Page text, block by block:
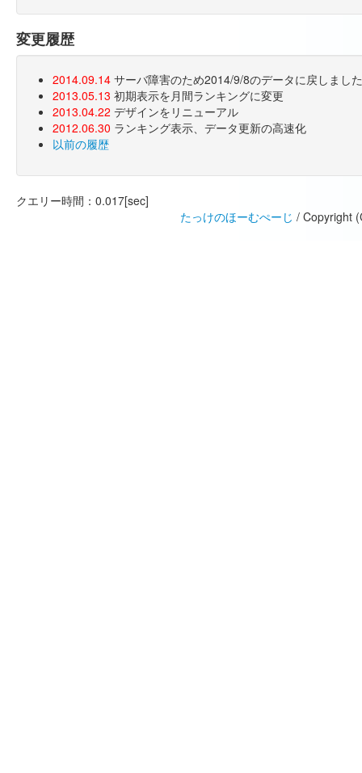
変更履歴
2014.09.14 サーバ障害のため2014/9/8のデータに戻しまし
2013.05.13 初期表示を月間ランキングに変更
2013.04.22 デザインをリニューアル
2012.06.30 ランキング表示、データ更新の高速化
以前の履歴
クエリー時間：0.017[sec]
たっけのほーむぺーじ / Copyright